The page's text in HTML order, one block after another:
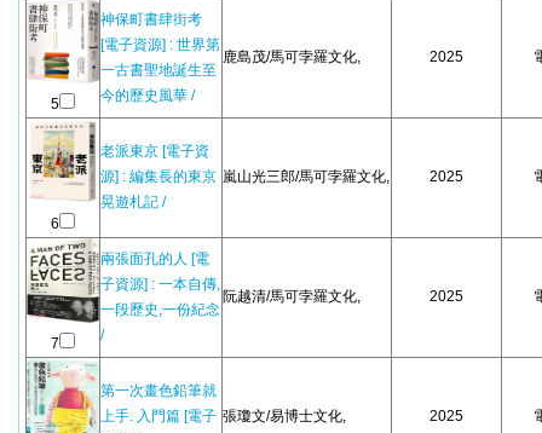
5
神保町書肆街考
[電子資源] : 世界第
一古書聖地誕生至
今的歷史風華 /
鹿島茂/馬可孛羅文化, 2025
6
老派東京 [電子資
源] : 編集長的東京
晃遊札記 /
嵐山光三郎/馬可孛羅文化, 2025
7
兩張面孔的人 [電
子資源] : 一本自傳,
一段歷史,一份紀念
/
阮越清/馬可孛羅文化, 2025
第一次畫色鉛筆就
上手. 入門篇 [電子 張瓊文/易博士文化, 2025